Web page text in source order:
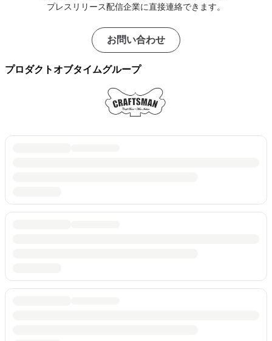
プレスリリース配信企業に直接連絡できます。
お問い合わせ
プロダクトオブタイムグループ